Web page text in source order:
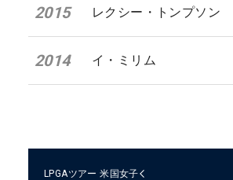
2015 レクシー・トンプソン
2014 イ・ミリム
LPGAツアー 米国女子